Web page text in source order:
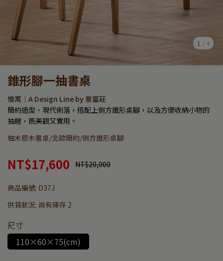
1 / 4
錐形腳一抽書桌
惟寓｜A Design Line by 景富莊
簡約造型、現代俐落，搭配上倒方錐形桌腳，以及方便收納小物的
抽屜，既美觀又實用。
柚木原木書桌/北歐簡約/倒方錐形桌腳
NT$17,600 NT$20,000
商品編號: D37J
供貨狀況: 尚有庫存 2
尺寸
110×60×75(cm)